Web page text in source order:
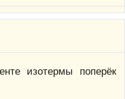
изотермы поперёк